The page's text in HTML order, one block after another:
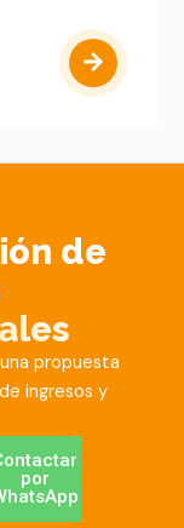
de
propuesta
ingresos y
por